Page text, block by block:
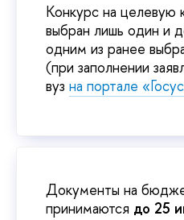
Конкурс на целевую
выбран лишь один и
одним из ранее
(при заполнении
вуз на портале
Документы на
принимаются до 25